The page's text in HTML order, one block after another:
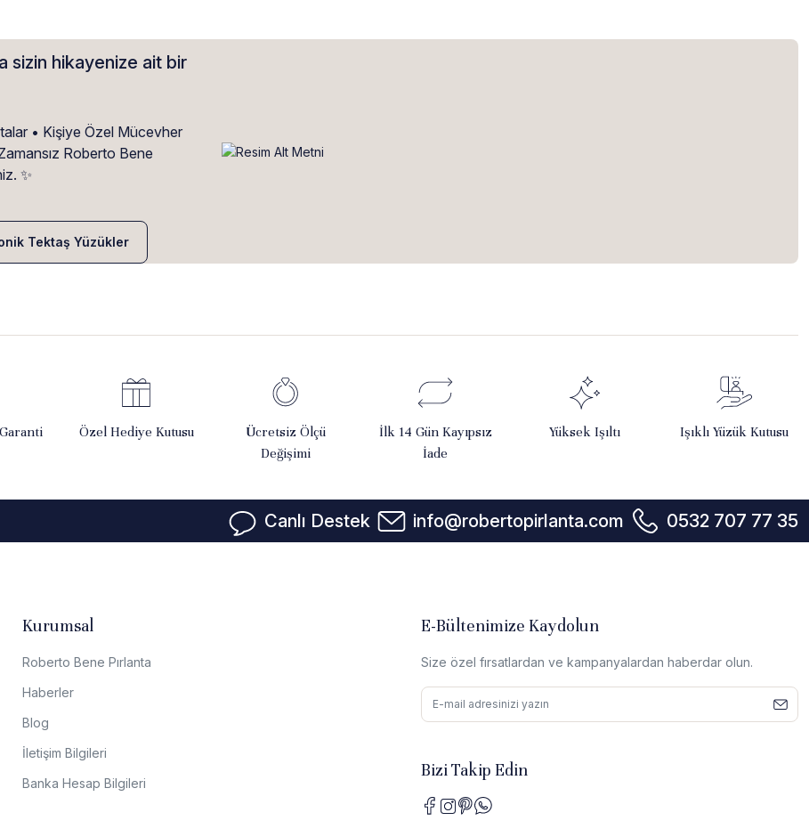
sizin hikayenize ait bir
• Kişiye Özel Mücevher
Roberto Bene
✨
Tektaş Yüzükler
Özel Hediye Kutusu
Ücretsiz Ölçü
Değişimi
İlk 14 Gün Kayıpsız
İade
Yüksek Işıltı Işıklı Yüzük Kutusu
Canlı Destek info@robertopirlanta.com 0532 707 77 35
Kurumsal
Roberto Bene Pırlanta
Haberler
Blog
İletişim Bilgileri
Banka Hesap Bilgileri
E-Bültenimize Kaydolun
Size özel fırsatlardan ve kampanyalardan haberdar olun.
Bizi Takip Edin